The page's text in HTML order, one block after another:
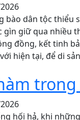
bào dân tộc thiểu
gìn giữ qua nhiều
đồng, kết tinh
hiện tại, để di
hối hả, khi